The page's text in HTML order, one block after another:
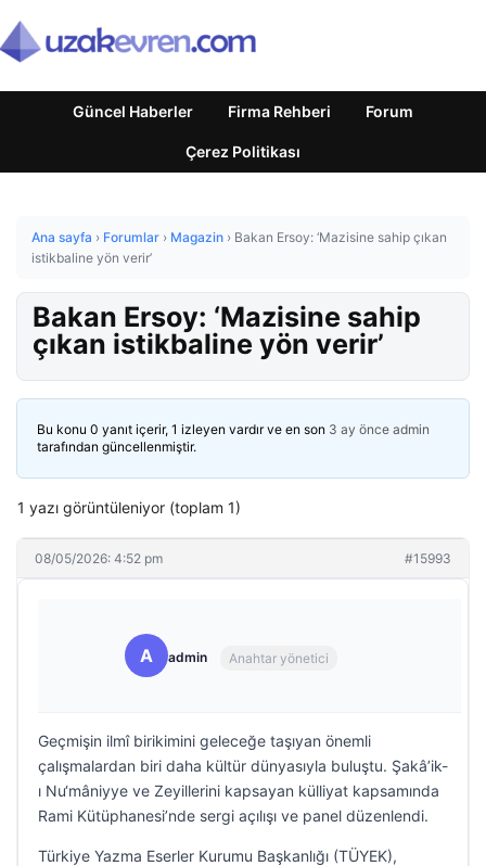
Güncel Haberler Firma Rehberi Forum
Çerez Politikası
Ana sayfa › Forumlar › Magazin › Bakan Ersoy: ‘Mazisine sahip çıkan
istikbaline yön verir’
Bakan Ersoy: ‘Mazisine sahip
çıkan istikbaline yön verir’
Bu konu 0 yanıt içerir, 1 izleyen vardır ve en son 3 ay önce admin
tarafından güncellenmiştir.
1 yazı görüntüleniyor (toplam 1)
08/05/2026: 4:52 pm #15993
A admin Anahtar yönetici
Geçmişin ilmî birikimini geleceğe taşıyan önemli
çalışmalardan biri daha kültür dünyasıyla buluştu. Şakâ’ik-
ı Nu‘mâniyye ve Zeyillerini kapsayan külliyat kapsamında
Rami Kütüphanesi’nde sergi açılışı ve panel düzenlendi.
Türkiye Yazma Eserler Kurumu Başkanlığı (TÜYEK),